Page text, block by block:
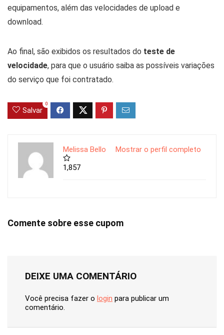
equipamentos, além das velocidades de upload e
download.
Ao final, são exibidos os resultados do teste de
velocidade, para que o usuário saiba as possíveis variações
do serviço que foi contratado.
Salvar
0
Mostrar o perfil completo
Melissa Bello
1,857
Comente sobre esse cupom
DEIXE UMA COMENTÁRIO
Você precisa fazer o login para publicar um
comentário.